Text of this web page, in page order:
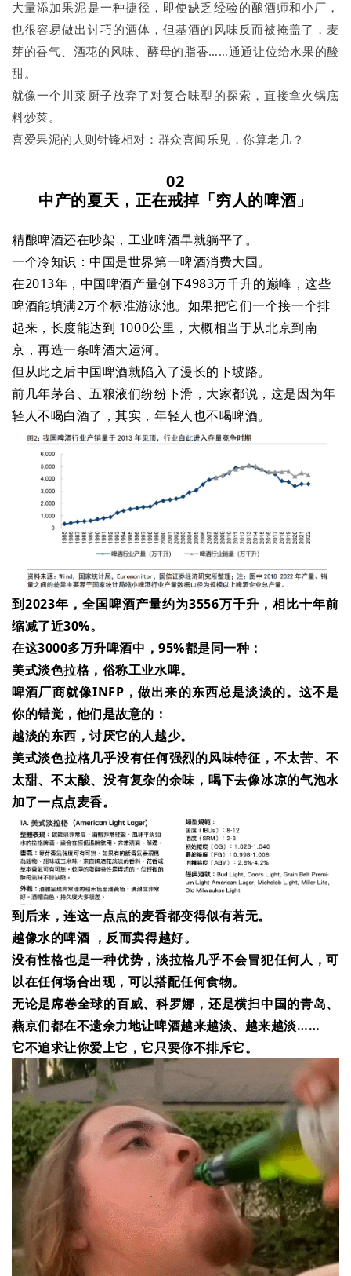
大量添加果泥是一种捷径，即使缺乏经验的酿酒师和小厂，
也很容易做出讨巧的酒体，但基酒的风味反而被掩盖了，麦
芽的香气、酒花的风味、酵母的脂香……通通让位给水果的酸
甜。
就像一个川菜厨子放弃了对复合味型的探索，直接拿火锅底
料炒菜。
喜爱果泥的人则针锋相对：群众喜闻乐见，你算老几？
02
中产的夏天，正在戒掉「穷人的啤酒」
精酿啤酒还在吵架，工业啤酒早就躺平了。
一个冷知识：中国是世界第一啤酒消费大国。
在2013年，中国啤酒产量创下4983万千升的巅峰，这些
啤酒能填满2万个标准游泳池。如果把它们一个接一个排
起来，长度能达到 1000公里，大概相当于从北京到南
京，再造一条啤酒大运河。
但从此之后中国啤酒就陷入了漫长的下坡路。
前几年茅台、五粮液们纷纷下滑，大家都说，这是因为年
轻人不喝白酒了，其实，年轻人也不喝啤酒。
到2023年，全国啤酒产量约为3556万千升，相比十年前
缩减了近30%。
在这3000多万升啤酒中，95%都是同一种：
美式淡色拉格，俗称工业水啤。
啤酒厂商就像INFP，做出来的东西总是淡淡的。这不是
你的错觉，他们是故意的：
越淡的东西，讨厌它的人越少。
美式淡色拉格几乎没有任何强烈的风味特征，不太苦、不
太甜、不太酸、没有复杂的余味，喝下去像冰凉的气泡水
加了一点点麦香。
到后来，连这一点点的麦香都变得似有若无。
越像水的啤酒 ，反而卖得越好。
没有性格也是一种优势，淡拉格几乎不会冒犯任何人，可
以在任何场合出现，可以搭配任何食物。
无论是席卷全球的百威、科罗娜，还是横扫中国的青岛、
燕京们都在不遗余力地让啤酒越来越淡、越来越淡……
它不追求让你爱上它，它只要你不排斥它。